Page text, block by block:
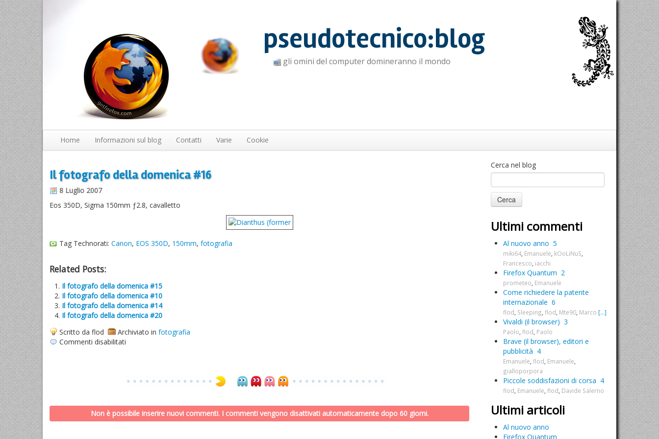
pseudotecnico:blog
gli omini del computer domineranno il mondo
Home Informazioni sul blog Contatti Varie Cookie
Il fotografo della domenica #16
8 Luglio 2007
Eos 350D, Sigma 150mm ƒ2.8, cavalletto
Tag Technorati: Canon, EOS 350D, 150mm, fotografia
Related Posts:
Il fotografo della domenica #15
Il fotografo della domenica #10
Il fotografo della domenica #14
Il fotografo della domenica #20
Scritto da flod
Archiviato in fotografia
Commenti disabilitati
domenica
Non è possibile inserire nuovi commenti. I commenti vengono disattivati automaticamente dopo 60 giorni.
Cerca nel blog
Ultimi commenti
Al nuovo anno 5
miki64 Emanuele kOoLiNuS
Francesco iacchi
Firefox Quantum 2
prometeo Emanuele
Come richiedere la patente
internazionale 6
flod Sleeping flod Mte90 Marco [...]
Vivaldi (il browser) 3
Paolo flod Paolo
Brave (il browser), editori e
pubblicità 4
Emanuele flod Emanuele
gialloporpora
Piccole soddisfazioni di corsa 4
flod Emanuele flod Davide Salerno
Ultimi articoli
Al nuovo anno
Firefox Quantum